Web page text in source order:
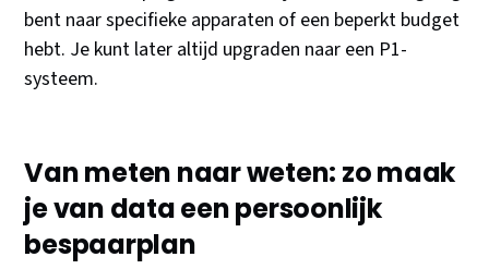
bent naar specifieke apparaten of een beperkt budget
hebt. Je kunt later altijd upgraden naar een P1-
systeem.
Van meten naar weten: zo maak
je van data een persoonlijk
bespaarplan